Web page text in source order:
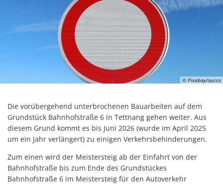
© Pixabay/succo
Die vorübergehend unterbrochenen Bauarbeiten auf dem
Grundstück Bahnhofstraße 6 in Tettnang gehen weiter. Aus
diesem Grund kommt es bis Juni 2026 (wurde im April 2025
um ein Jahr verlängert) zu einigen Verkehrsbehinderungen.
Zum einen wird der Meistersteig ab der Einfahrt von der
Bahnhofstraße bis zum Ende des Grundstückes
Bahnhofstraße 6 im Meistersteig für den Autoverkehr